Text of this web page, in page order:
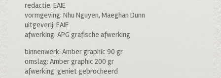
redactie: EAIE
vormgeving: Nhu Nguyen, Maeghan Dunn
uitgeverij: EAIE
afwerking: APG grafische afwerking
binnenwerk: Amber graphic 90 gr
omslag: Amber graphic 200 gr
afwerking: geniet gebrocheerd